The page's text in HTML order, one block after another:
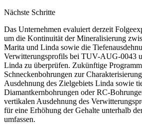
Nächste Schritte
Das Unternehmen evaluiert derzeit
um die Kontinuität der Mineralisierung
Marita und Linda sowie die
Verwitterungsprofils bei TUV-AUG-0043
Linda zu überprüfen. Zukünftige
Schneckenbohrungen zur
Ausdehnung des Zielgebiets Linda sowie
Diamantkernbohrungen oder RC-
vertikalen Ausdehnung des
für eine Erhöhung der Gehalte unterhalb
umfassen.